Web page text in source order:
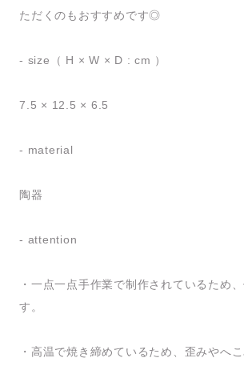
ただくのもおすすめです◎
- size（ H × W × D : cm ）
7.5 × 12.5 × 6.5
- material
陶器
- attention
・一点一点手作業で制作されているため
す。
・高温で焼き締めているため、歪みやへ